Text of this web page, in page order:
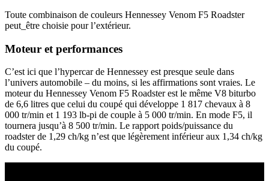
Toute combinaison de couleurs Hennessey Venom F5 Roadster
peut_être choisie pour l’extérieur.
Moteur et performances
C’est ici que l’hypercar de Hennessey est presque seule dans
l’univers automobile – du moins, si les affirmations sont vraies. Le
moteur du Hennessey Venom F5 Roadster est le même V8 biturbo
de 6,6 litres que celui du coupé qui développe 1 817 chevaux à 8
000 tr/min et 1 193 lb-pi de couple à 5 000 tr/min. En mode F5, il
tournera jusqu’à 8 500 tr/min. Le rapport poids/puissance du
roadster de 1,29 ch/kg n’est que légèrement inférieur aux 1,34 ch/kg
du coupé.